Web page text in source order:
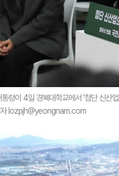
통령이 4일 경북대학교에서 '첨단 신산
자 lozpjh@yeongnam.com